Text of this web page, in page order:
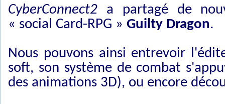
CyberConnect2 a partagé de
« social Card-RPG »Guilty Dragon.
Nous pouvons ainsi entrevoir
soft, son système de combat
des animations 3D), ou encore